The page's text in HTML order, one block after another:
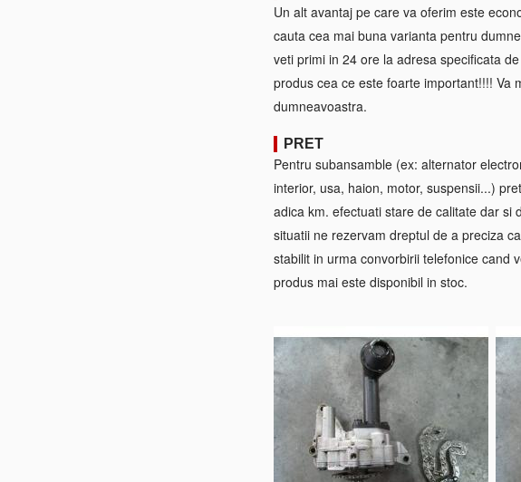
Un alt avantaj pe care va oferim este
cauta cea mai buna varianta pentru
veti primi in 24 ore la adresa specificata
produs cea ce este foarte important!!!! Va
dumneavoastra.
PRET
Pentru subansamble (ex: alternator
interior, usa, haion, motor, suspensii...)
adica km. efectuati stare de calitate dar
situatii ne rezervam dreptul de a preciza
stabilit in urma convorbirii telefonice cand
produs mai este disponibil in stoc.